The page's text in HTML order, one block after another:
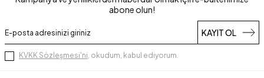
abone olun!
KAYIT OL
KVKK Sözleşmesi'ni, okudum, kabul ediyorum.